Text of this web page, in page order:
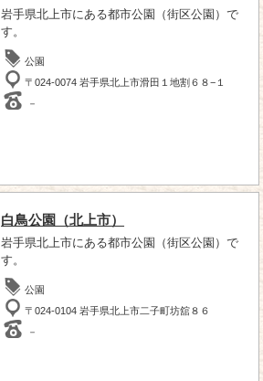
岩手県北上市にある都市公園（街区公園）で
す。
公園
〒024-0074 岩手県北上市滑田１地割６８−１
－
白鳥公園（北上市）
岩手県北上市にある都市公園（街区公園）で
す。
公園
〒024-0104 岩手県北上市二子町坊舘８６
－